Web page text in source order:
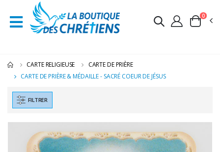
0
CARTE RELIGIEUSE
CARTE DE PRIÈRE
CARTE DE PRIÈRE & MÉDAILLE - SACRÉ COEUR DE JÉSUS
FILTRER